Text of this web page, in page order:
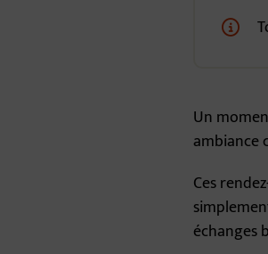
Un
ambiance
Ces
échanges